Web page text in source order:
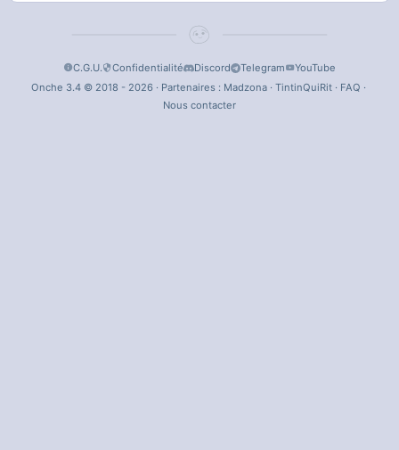
C.G.U. Confidentialité Discord Telegram
YouTube
Onche 3.4 © 2018 - 2026 · Partenaires : Madzona· TintinQuiRit· FAQ ·
Nous contacter